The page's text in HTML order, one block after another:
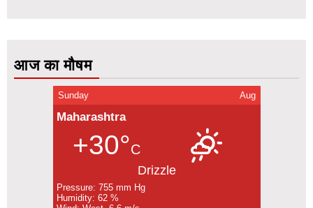
आज का मौषम
Sunday Aug
Maharashtra
+30°C
Drizzle
Pressure: 755 mm Hg
Humidity: 62 %